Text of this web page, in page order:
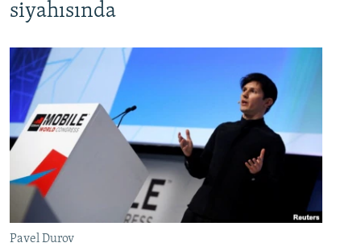
siyahısında
Pavel Durov